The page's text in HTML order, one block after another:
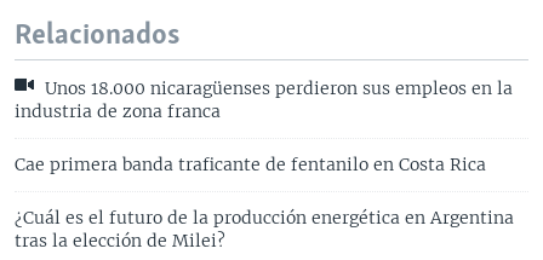
Relacionados
Unos 18.000 nicaragüenses perdieron sus empleos en la
industria de zona franca
Cae primera banda traficante de fentanilo en Costa Rica
¿Cuál es el futuro de la producción energética en Argentina
tras la elección de Milei?